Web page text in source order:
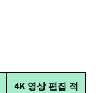
4K 영상 편집 적